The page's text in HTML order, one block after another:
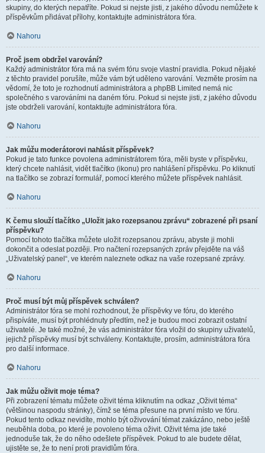
skupiny, do kterých nepatříte. Pokud si nejste jisti, z jakého důvodu nemůžete k
příspěvkům přidávat přílohy, kontaktujte administrátora fóra.
Nahoru
Proč jsem obdržel varování?
Každý administrátor fóra má na svém fóru svoje vlastní pravidla. Pokud nějaké
z těchto pravidel porušíte, může vám být uděleno varování. Vezměte prosím na
vědomí, že toto je rozhodnutí administrátora a phpBB Limited nemá nic
společného s varováními na daném fóru. Pokud si nejste jisti, z jakého důvodu
jste obdrželi varování, kontaktujte administrátora fóra.
Nahoru
Jak můžu moderátorovi nahlásit příspěvek?
Pokud je tato funkce povolena administrátorem fóra, měli byste v příspěvku,
který chcete nahlásit, vidět tlačítko (ikonu) pro nahlášení příspěvku. Po kliknutí
na tlačítko se zobrazí formulář, pomocí kterého můžete příspěvek nahlásit.
Nahoru
K čemu slouží tlačítko „Uložit jako rozepsanou zprávu“ zobrazené při psaní
příspěvku?
Pomocí tohoto tlačítka můžete uložit rozepsanou zprávu, abyste ji mohli
dokončit a odeslat později. Pro načtení rozepsaných zpráv přejděte na váš
„Uživatelský panel“, ve kterém naleznete odkaz na vaše rozepsané zprávy.
Nahoru
Proč musí být můj příspěvek schválen?
Administrátor fóra se mohl rozhodnout, že příspěvky ve fóru, do kterého
přispíváte, musí být prohlédnuty předtím, než je budou moci zobrazit ostatní
uživatelé. Je také možné, že vás administrátor fóra vložil do skupiny uživatelů,
jejichž příspěvky musí být schváleny. Kontaktujte, prosím, administrátora fóra
pro další informace.
Nahoru
Jak můžu oživit moje téma?
Při zobrazení tématu můžete oživit téma kliknutím na odkaz „Oživit téma“
(většinou naspodu stránky), čímž se téma přesune na první místo ve fóru.
Pokud tento odkaz nevidíte, mohlo být oživování témat zakázáno, nebo ještě
neuběhla doba, po které je povoleno téma oživit. Oživit téma jde také
jednoduše tak, že do něho odešlete příspěvek. Pokud to ale budete dělat,
ujistěte se, že to není proti pravidlům fóra.